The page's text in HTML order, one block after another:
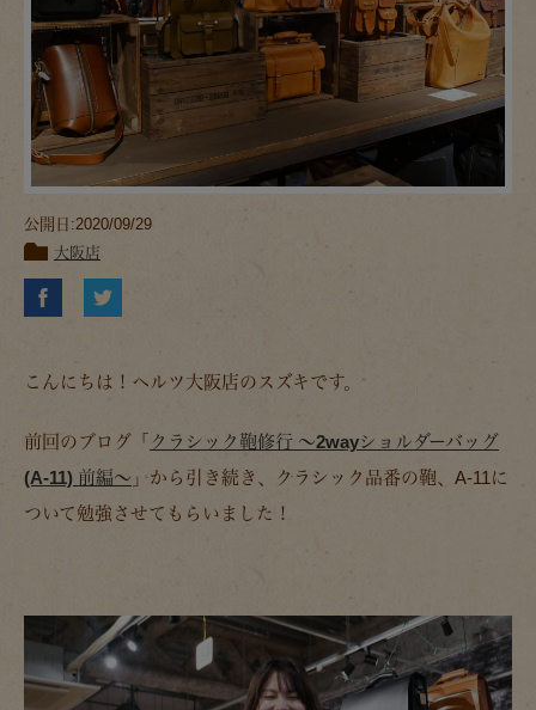
公開日:2020/09/29
大阪店
こんにちは！ヘルツ大阪店のスズキです。
前回のブログ「 クラシック鞄修行 ～2wayショルダーバッグ
(A-11) 前編～ 」から引き続き、クラシック品番の鞄、A-11に
ついて勉強させてもらいました！